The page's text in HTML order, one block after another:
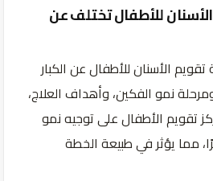
للأطفال تختلف عن
الأسنان للأطفال عن الكبار
نمو الفكين، وأهداف العلاج،
تقويم الأطفال على توجيه نمو
مما يؤثر في طبيعة الخطة